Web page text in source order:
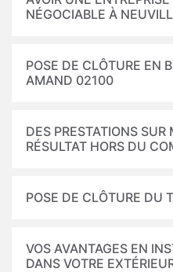
NÉGOCIABLE À
POSE DE CLÔTURE EN
AMAND 02100
DES PRESTATIONS SUR
RÉSULTAT HORS DU
POSE DE CLÔTURE DU
VOS AVANTAGES EN
DANS VOTRE